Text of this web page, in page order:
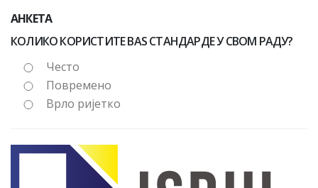
АНКЕТА
КОЛИКО КОРИСТИТЕ BAS СТАНДАРДЕ У СВОМ РАДУ?
Често
Повремено
Врло ријетко